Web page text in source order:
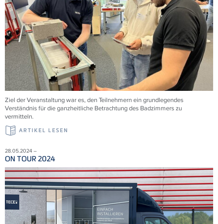
Ziel der Veranstaltung war es, den Teilnehmern ein grundlegendes
Verständnis für die ganzheitliche Betrachtung des Badzimmers zu
vermitteln.
ARTIKEL LESEN
28.05.2024 –
ON TOUR 2024